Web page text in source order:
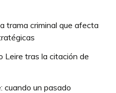
trama criminal que afecta
Leire tras la citación de
cuando un pasado